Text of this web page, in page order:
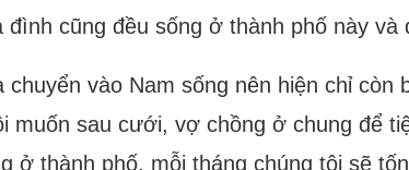
cũng đều sống ở thành phố này
vào Nam sống nên hiện chỉ
sau cưới, vợ chồng ở chung để
ở thành phố, mỗi tháng chúng tôi sẽ